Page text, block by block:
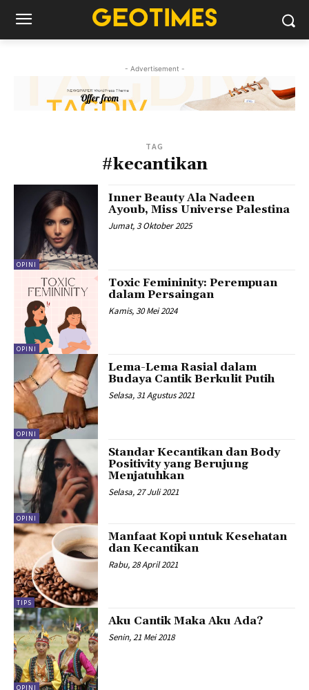
- Advertisement -
TAG
#kecantikan
OPINI
Inner Beauty Ala Nadeen
Ayoub, Miss Universe Palestina
Jumat, 3 Oktober 2025
OPINI
Toxic Femininity: Perempuan
dalam Persaingan
Kamis, 30 Mei 2024
OPINI
Lema-Lema Rasial dalam
Budaya Cantik Berkulit Putih
Selasa, 31 Agustus 2021
OPINI
Standar Kecantikan dan Body
Positivity yang Berujung
Menjatuhkan
Selasa, 27 Juli 2021
TIPS
Manfaat Kopi untuk Kesehatan
dan Kecantikan
Rabu, 28 April 2021
OPINI
Aku Cantik Maka Aku Ada?
Senin, 21 Mei 2018